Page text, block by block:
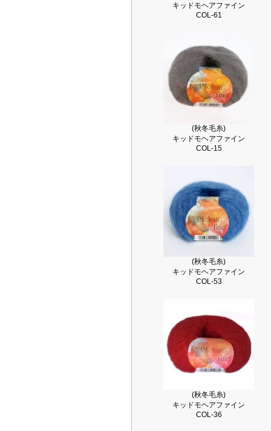
キッドモヘアファイン
COL-61
(秋冬毛糸)
キッドモヘアファイン
COL-15
(秋冬毛糸)
キッドモヘアファイン
COL-53
(秋冬毛糸)
キッドモヘアファイン
COL-36